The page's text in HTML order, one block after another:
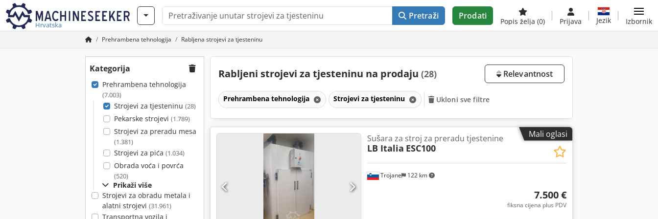
Hrvatska
Pretraži Prodati
Popis želja (0) Prijava Jezik Izbornik
Prehrambena tehnologija Rabljena strojevi za tjesteninu
Kategorija
Prehrambena tehnologija
(7.003)
Strojevi za tjesteninu (28)
Pekarske strojevi (1.789)
Strojevi za preradu mesa
(1.381)
Strojevi za pića (1.034)
Obrada voća i povrća
(520)
Prikaži više
Strojevi za obradu metala i
alatni strojevi (31.961)
Transportna vozila i
Rabljeni strojevi za tjesteninu na prodaju (28) Relevantnost
Prehrambena tehnologija Strojevi za tjesteninu Ukloni sve filtre
Mali oglasi
Trojane 122 km
Sušara za stroj za preradu tjestenine
LB Italia ESC100
7.500 €
fiksna cijena plus PDV